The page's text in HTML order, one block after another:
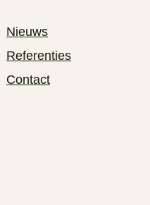
Nieuws
Referenties
Contact